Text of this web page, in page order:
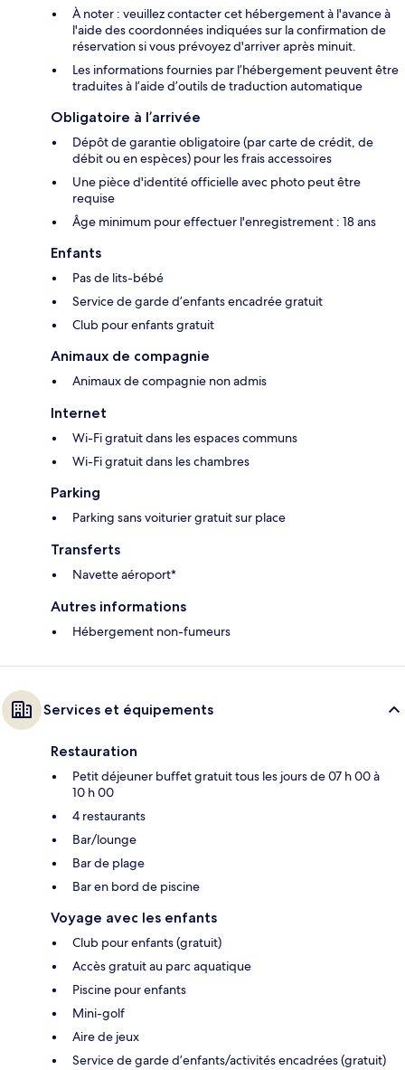
À noter : veuillez contacter cet hébergement à l'avance à
l'aide des coordonnées indiquées sur la confirmation de
réservation si vous prévoyez d'arriver après minuit.
Les informations fournies par l’hébergement peuvent être
traduites à l’aide d’outils de traduction automatique
Obligatoire à l’arrivée
Dépôt de garantie obligatoire (par carte de crédit, de
débit ou en espèces) pour les frais accessoires
Une pièce d'identité officielle avec photo peut être
requise
Âge minimum pour effectuer l'enregistrement : 18 ans
Enfants
Pas de lits-bébé
Service de garde d’enfants encadrée gratuit
Club pour enfants gratuit
Animaux de compagnie
Animaux de compagnie non admis
Internet
Wi-Fi gratuit dans les espaces communs
Wi-Fi gratuit dans les chambres
Parking
Parking sans voiturier gratuit sur place
Transferts
Navette aéroport*
Autres informations
Hébergement non-fumeurs
Services et équipements
Restauration
Petit déjeuner buffet gratuit tous les jours de 07 h 00 à
10 h 00
4 restaurants
Bar/lounge
Bar de plage
Bar en bord de piscine
Voyage avec les enfants
Club pour enfants (gratuit)
Accès gratuit au parc aquatique
Piscine pour enfants
Mini-golf
Aire de jeux
Service de garde d’enfants/activités encadrées (gratuit)